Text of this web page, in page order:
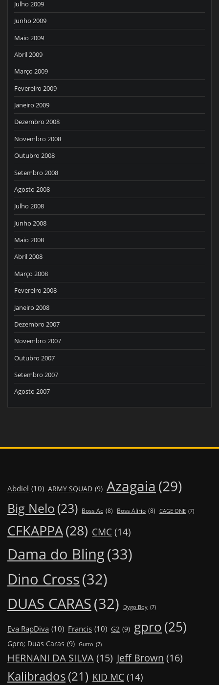
Julho 2009
Junho 2009
Maio 2009
Abril 2009
Março 2009
Fevereiro 2009
Janeiro 2009
Dezembro 2008
Novembro 2008
Outubro 2008
Setembro 2008
Agosto 2008
Julho 2008
Junho 2008
Maio 2008
Abril 2008
Março 2008
Fevereiro 2008
Janeiro 2008
Dezembro 2007
Novembro 2007
Outubro 2007
Setembro 2007
Agosto 2007
Abdiel (10) ARMY SQUAD (9) Azagaia (29)
Big Nelo (23) Boss Ac (8) Boss Alirio (8) CAGE ONE (7)
CFKAPPA(28) CMC (14)
Dama do Bling(33)
Dino Cross(32)
DUAS CARAS(32) Dygo Boy (7)
Eva RapDiva (10) Francis (10) G2 (9) gpro(25)
Gpro; Duas Caras (9) Gutto (7)
HERNANI DA SILVA(15) Jeff Brown (16)
Kalibrados(21) KID MC (14)